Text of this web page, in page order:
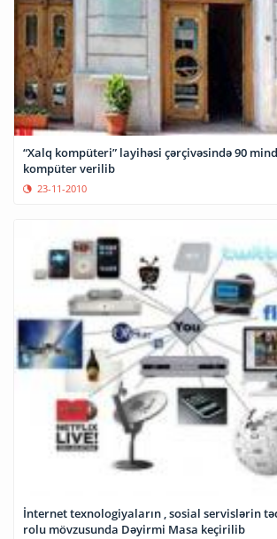
“Xalq kompüteri” layihəsi çərçivəsində 90
kompüter verilib
23-11-2010
İnternet texnologiyaların , sosial servislərin
rolu mövzusunda Dəyirmi Masa keçirilib